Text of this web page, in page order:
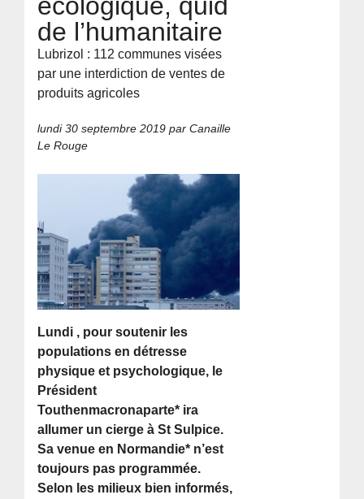
de l’humanitaire
Lubrizol : 112 communes visées
par une interdiction de ventes de
produits agricoles
lundi 30 septembre 2019 par Canaille
Le Rouge
Lundi , pour soutenir les
populations en détresse
physique et psychologique, le
Président
Touthenmacronaparte* ira
allumer un cierge à St Sulpice.
Sa venue en Normandie* n’est
toujours pas programmée.
Selon les milieux bien informés,